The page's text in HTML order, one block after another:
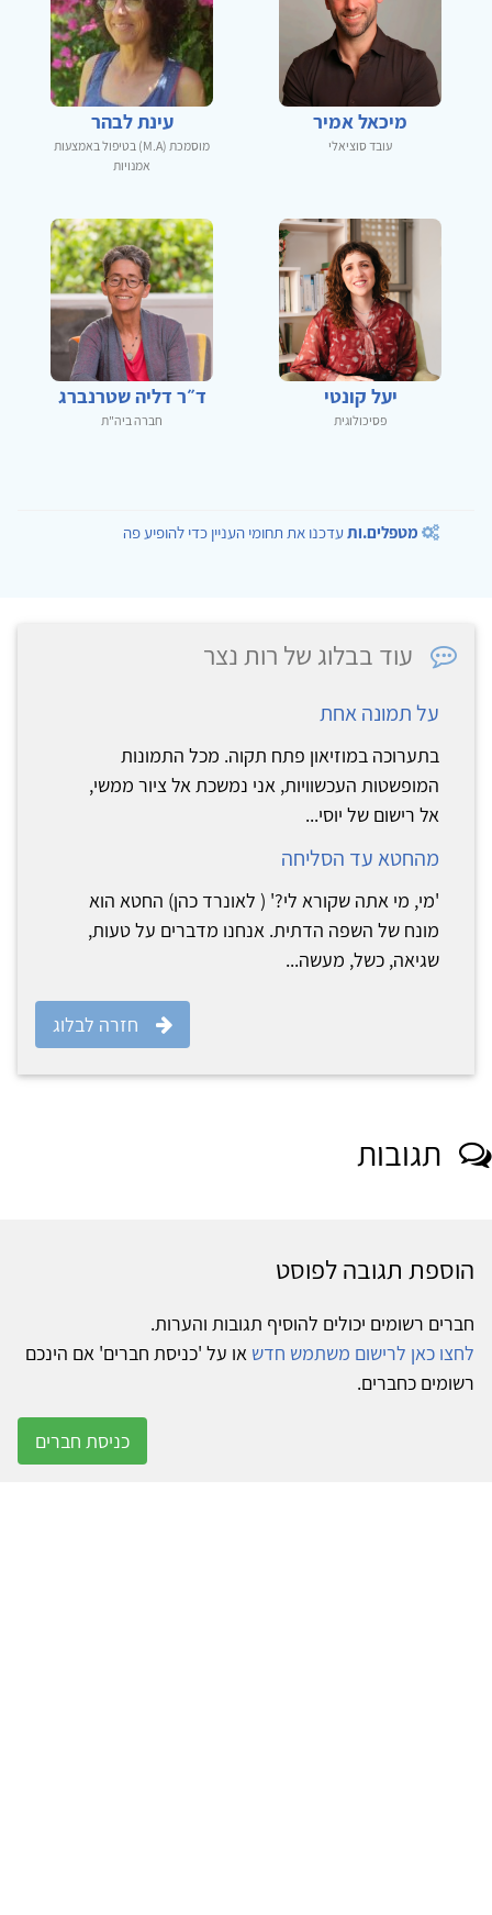
מיכאל אמיר
עובד סוציאלי
עינת לבהר
מוסמכת (M.A) בטיפול באמצעות
אמנויות
יעל קונטי
פסיכולוגית
ד״ר דליה שטרנברג
חברה ביה"ת
מטפלים.ותעדכנו את תחומי העניין כדי להופיע פה
עוד בבלוג של רות נצר
על תמונה אחת
בתערוכה במוזיאון פתח תקוה. מכל התמונות
המופשטות העכשוויות, אני נמשכת אל ציור ממשי,
אל רישום של יוסי...
מהחטא עד הסליחה
'מי, מי אתה שקורא לי?' ( לאונרד כהן) החטא הוא
מונח של השפה הדתית. אנחנו מדברים על טעות,
שגיאה, כשל, מעשה...
חזרה לבלוג
תגובות
הוספת תגובה לפוסט
חברים רשומים יכולים להוסיף תגובות והערות.
לחצו כאן לרישום משתמש חדש או על 'כניסת חברים' אם הינכם
רשומים כחברים.
כניסת חברים